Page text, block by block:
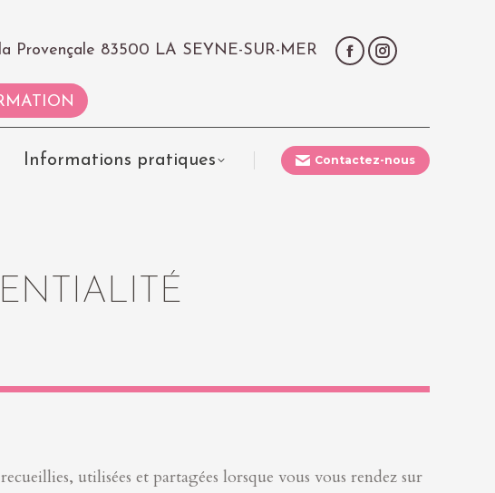
Provençale 83500 LA SEYNE-SUR-MER
Informations pratiques Contactez-nous
utilisées et partagées lorsque vous vous rendez sur